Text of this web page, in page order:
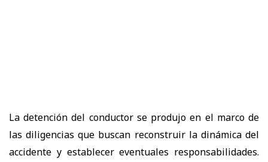
La detención del conductor se produjo en el marco de
las diligencias que buscan reconstruir la dinámica del
accidente y establecer eventuales responsabilidades.